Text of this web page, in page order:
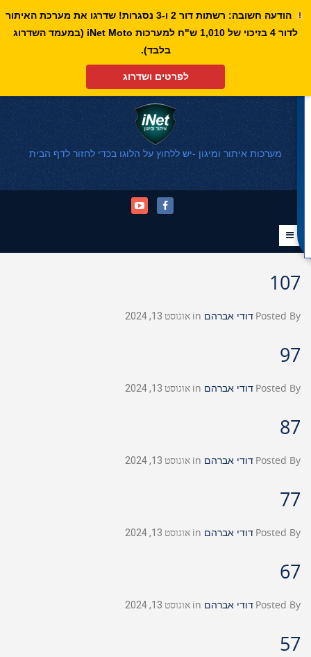
הודעה חשובה: רשתות דור 2 ו-3 נסגרות! שדרגו את מערכת האיתור
לדור 4 בזיכוי של 1,010 ש"ח למערכות iNet Moto (במעמד השדרוג
בלבד).
לפרטים ושדרוג
מערכות איתור ומיגון -יש ללחוץ על הלוגו בכדי לחזור לדף הבית
107
Posted By דודי אברהם in אוגוסט 13, 2024
97
Posted By דודי אברהם in אוגוסט 13, 2024
87
Posted By דודי אברהם in אוגוסט 13, 2024
77
Posted By דודי אברהם in אוגוסט 13, 2024
67
Posted By דודי אברהם in אוגוסט 13, 2024
57